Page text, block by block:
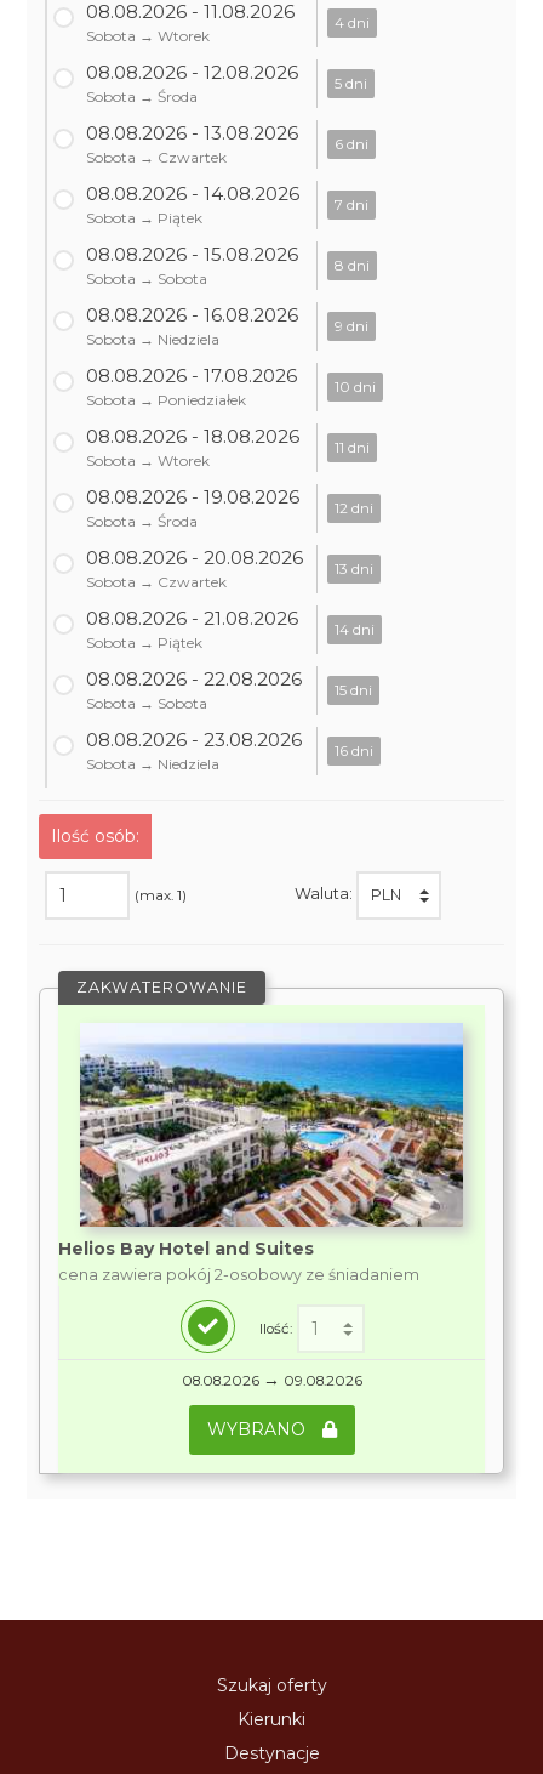
08.08.2026 - 11.08.2026
Sobota → Wtorek
4 dni
08.08.2026 - 12.08.2026
Sobota → Środa
5 dni
08.08.2026 - 13.08.2026
Sobota → Czwartek
6 dni
08.08.2026 - 14.08.2026
Sobota → Piątek
7 dni
08.08.2026 - 15.08.2026
Sobota → Sobota
8 dni
08.08.2026 - 16.08.2026
Sobota → Niedziela
9 dni
08.08.2026 - 17.08.2026
Sobota → Poniedziałek
10 dni
08.08.2026 - 18.08.2026
Sobota → Wtorek
11 dni
08.08.2026 - 19.08.2026
Sobota → Środa
12 dni
08.08.2026 - 20.08.2026
Sobota → Czwartek
13 dni
08.08.2026 - 21.08.2026
Sobota → Piątek
14 dni
08.08.2026 - 22.08.2026
Sobota → Sobota
15 dni
08.08.2026 - 23.08.2026
Sobota → Niedziela
16 dni
Ilość osób:
(max. 1) Waluta:
ZAKWATEROWANIE
Helios Bay Hotel and Suites
cena zawiera pokój 2-osobowy ze śniadaniem
Ilość:
08.08.2026 → 09.08.2026
WYBRANO
Szukaj oferty
Kierunki
Destynacje